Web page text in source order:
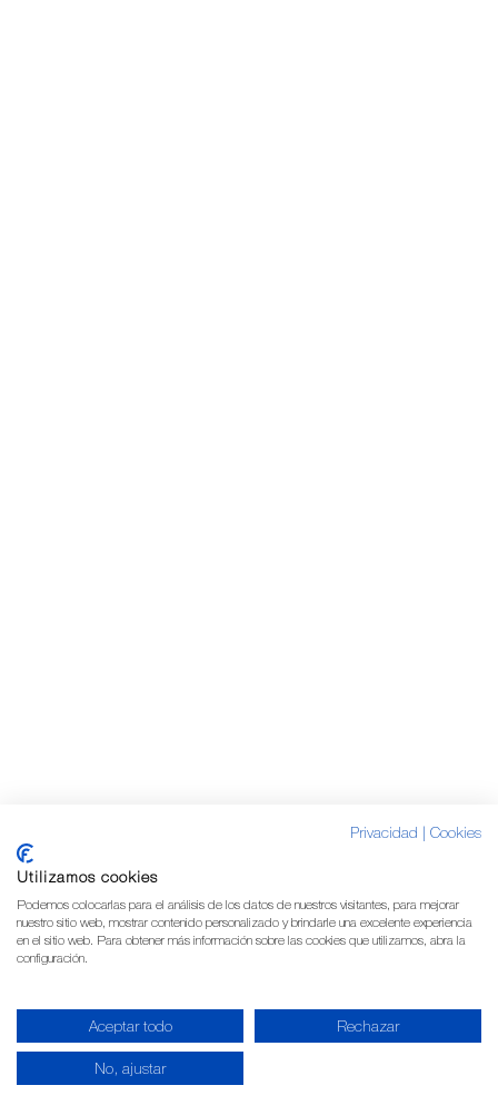
Privacidad | Cookies
Utilizamos cookies
Podemos colocarlas para el análisis de los datos de nuestros visitantes, para mejorar
nuestro sitio web, mostrar contenido personalizado y brindarle una excelente experiencia
en el sitio web. Para obtener más información sobre las cookies que utilizamos, abra la
configuración.
Aceptar todo Rechazar
No, ajustar